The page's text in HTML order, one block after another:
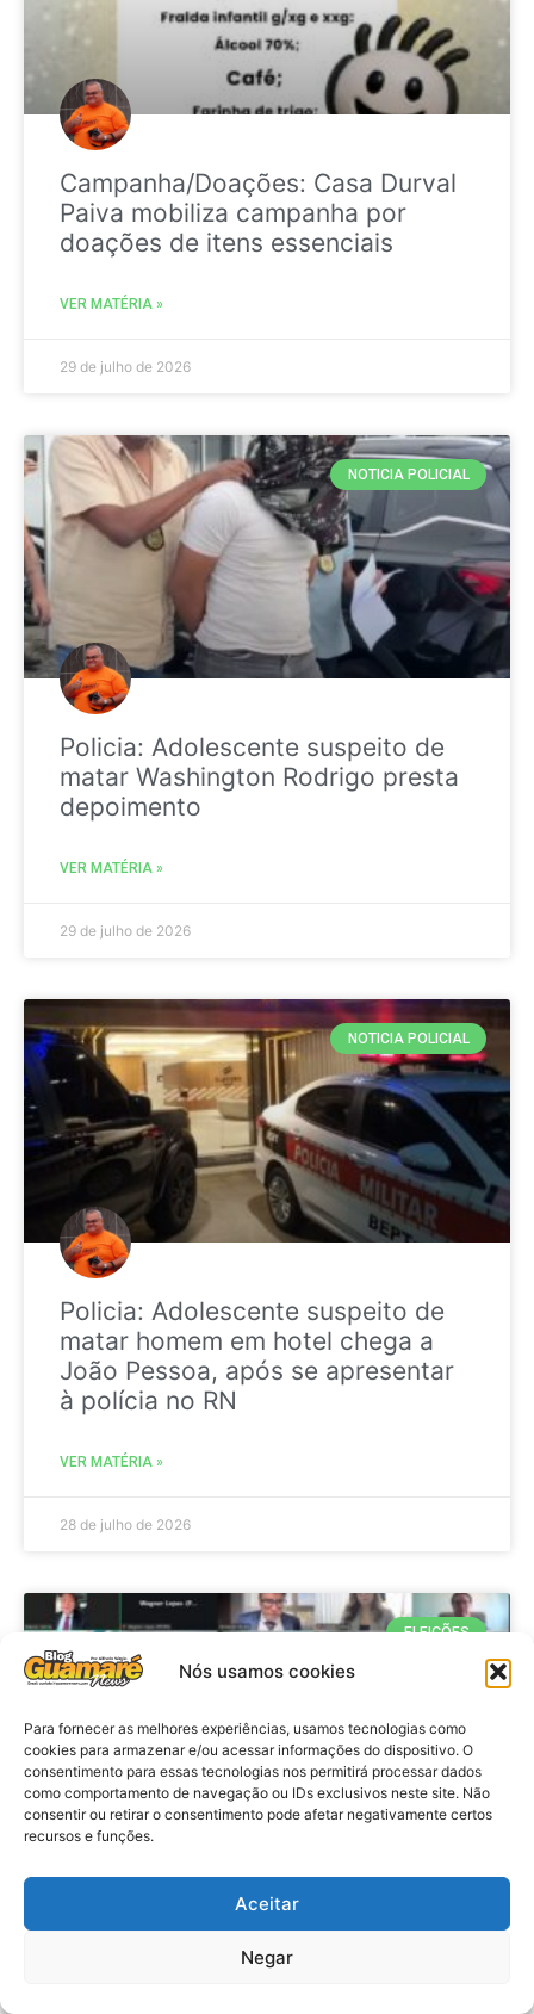
Nós usamos cookies
Para fornecer as melhores experiências, usamos tecnologias como
cookies para armazenar e/ou acessar informações do dispositivo. O
consentimento para essas tecnologias nos permitirá processar dados
como comportamento de navegação ou IDs exclusivos neste site. Não
consentir ou retirar o consentimento pode afetar negativamente certos
recursos e funções.
Aceitar
Negar
Campanha/Doações: Casa Durval
Paiva mobiliza campanha por
doações de itens essenciais
VER MATÉRIA »
29 de julho de 2026
NOTICIA POLICIAL
Policia: Adolescente suspeito de
matar Washington Rodrigo presta
depoimento
VER MATÉRIA »
29 de julho de 2026
NOTICIA POLICIAL
Policia: Adolescente suspeito de
matar homem em hotel chega a
João Pessoa, após se apresentar
à polícia no RN
VER MATÉRIA »
28 de julho de 2026
ELEIÇÕES
Eleições 2026: procuradores e
promotores eleitorais realizam
reunião de alinhamento no RN